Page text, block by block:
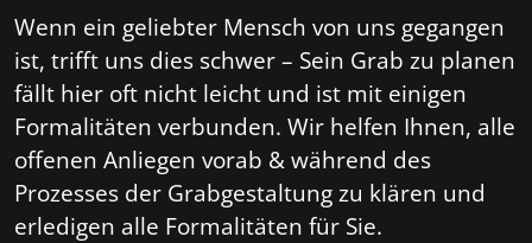
Wenn ein geliebter Mensch von uns gegangen
ist, trifft uns dies schwer – Sein Grab zu planen
fällt hier oft nicht leicht und ist mit einigen
Formalitäten verbunden. Wir helfen Ihnen, alle
offenen Anliegen vorab & während des
Prozesses der Grabgestaltung zu klären und
erledigen alle Formalitäten für Sie.